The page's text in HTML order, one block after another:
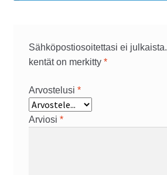
Sähköpostiosoitettasi ei julkaista.
kentät on merkitty *
Arvostelusi *
Arviosi *